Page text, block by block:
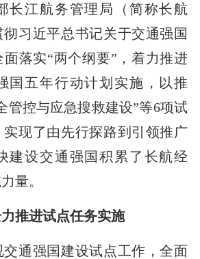
长江航务管理局（简称长航
彻习近平总书记关于交通强国
落实“两个纲要”，着力推进
国五年行动计划实施，以推
管控与应急搜救建设”等6项试
实现了由先行探路到引领推广
建设交通强国积累了长航经
量。
推进试点任务实施
通强国建设试点工作，全面